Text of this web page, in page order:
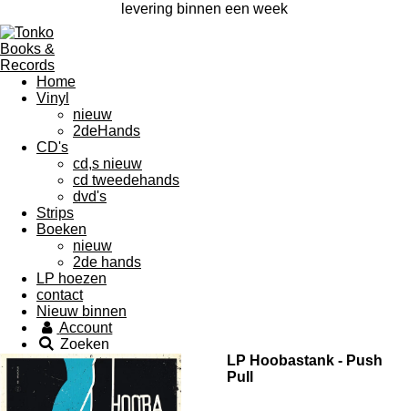
levering binnen een week
Home
Vinyl
nieuw
2deHands
CD's
cd,s nieuw
cd tweedehands
dvd's
Strips
Boeken
nieuw
2de hands
LP hoezen
contact
Nieuw binnen
Account
Zoeken
LP Hoobastank - Push
Pull